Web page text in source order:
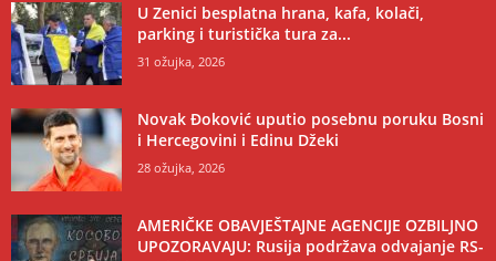
U Zenici besplatna hrana, kafa, kolači,
parking i turistička tura za...
31 ožujka, 2026
Novak Đoković uputio posebnu poruku Bosni
i Hercegovini i Edinu Džeki
28 ožujka, 2026
AMERIČKE OBAVJEŠTAJNE AGENCIJE OZBILJNO
UPOZORAVAJU: Rusija podržava odvajanje RS-